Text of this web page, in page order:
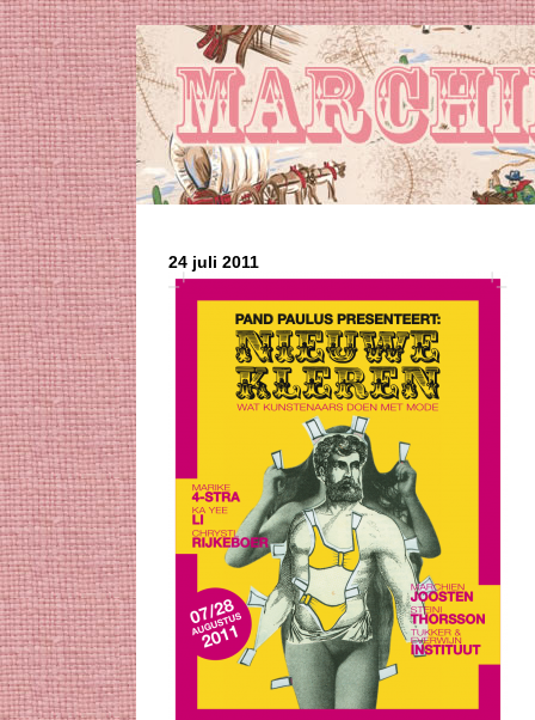
24 juli 2011